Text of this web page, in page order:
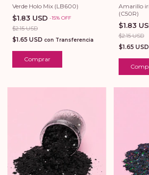
Verde Holo Mix (LB600)
$1.83 USD -15% OFF
$2.15 USD
$1.65 USD con Transferencia
Comprar
Amarillo
(C50R)
$1.83
$2.15 USD
$1.65 USD